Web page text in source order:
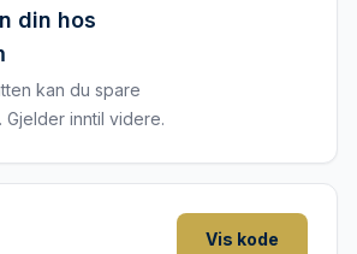
din hos
kan du spare
Gjelder inntil videre.
Vis kode